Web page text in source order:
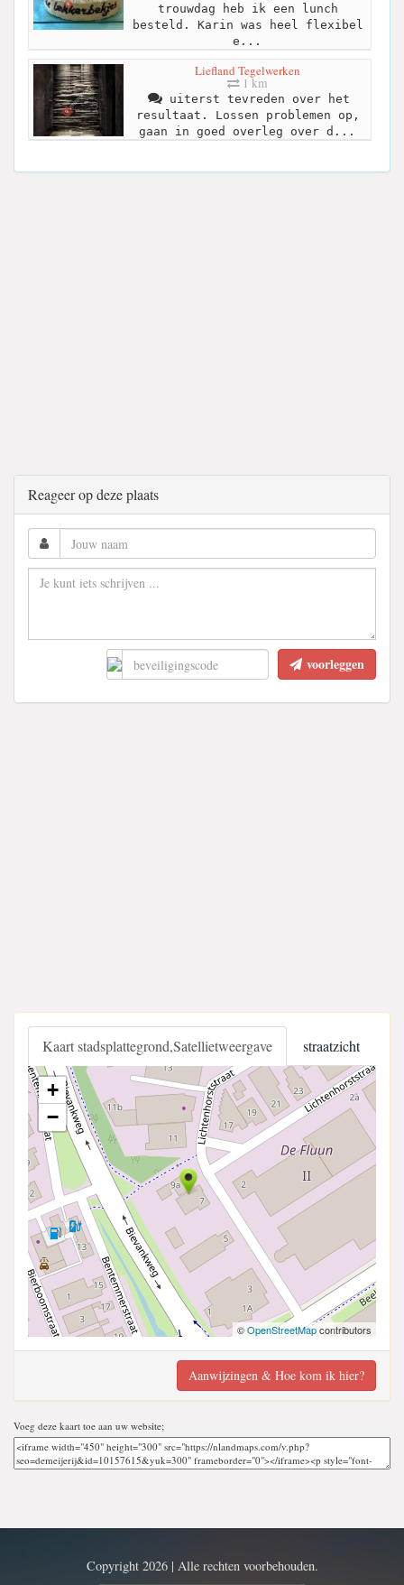
trouwdag heb ik een lunch
besteld. Karin was heel flexibel
e...
Liefland Tegelwerken
1 km
uiterst tevreden over het
resultaat. Lossen problemen op,
gaan in goed overleg over d...
Reageer op deze plaats
voorleggen
Kaart stadsplattegrond,Satellietweergave straatzicht
+
−
©OpenStreetMapcontributors
Aanwijzingen & Hoe kom ik hier?
Voeg deze kaart toe aan uw website;
Copyright 2026 | Alle rechten voorbehouden.